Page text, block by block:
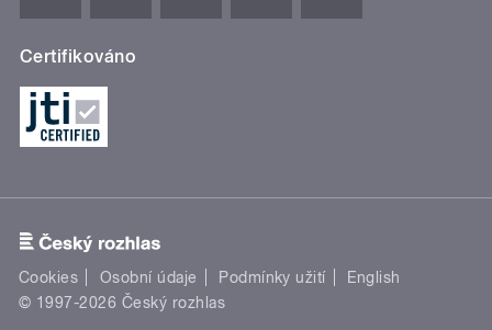
Certifikováno
Cookies Osobní údaje Podmínky užití
English
© 1997-2026 Český rozhlas